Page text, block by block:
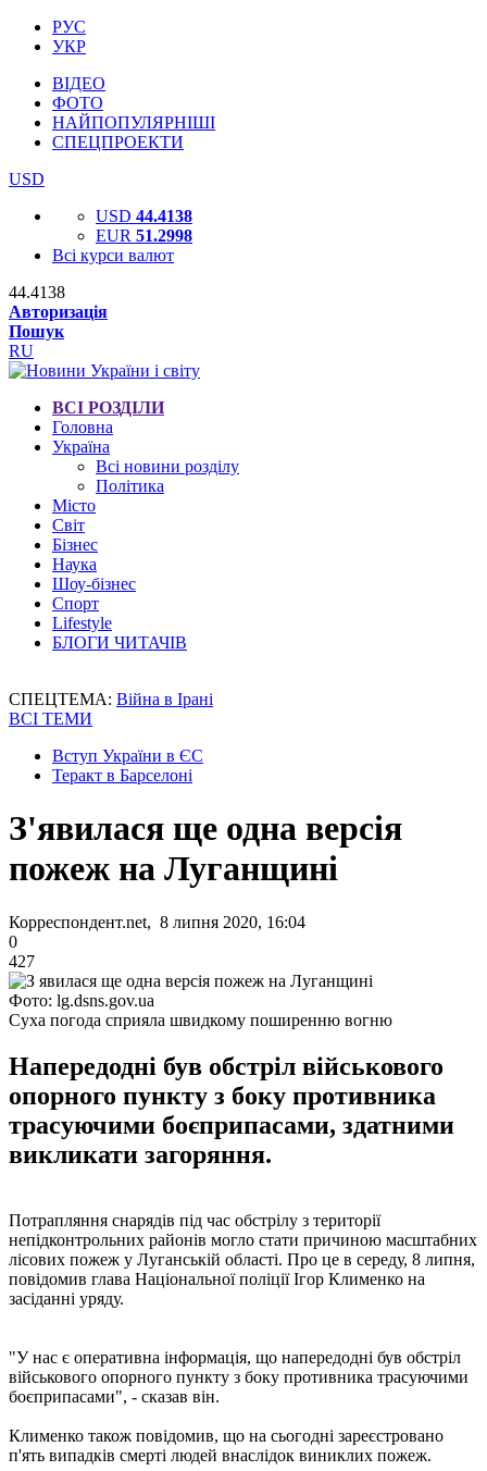
РУС
УКР
ВІДЕО
ФОТО
НАЙПОПУЛЯРНІШІ
СПЕЦПРОЕКТИ
USD
USD 44.4138
EUR 51.2998
Всі курси валют
44.4138
Авторизація
Пошук
RU
ВСІ РОЗДІЛИ
Головна
Україна
Всі новини розділу
Політика
Місто
Світ
Бізнес
Наука
Шоу-бізнес
Спорт
Lifestyle
БЛОГИ ЧИТАЧІВ
СПЕЦТЕМА: Війна в Ірані
ВСІ ТЕМИ
Вступ України в ЄС
Теракт в Барселоні
З'явилася ще одна версія
пожеж на Луганщині
Корреспондент.net, 8 липня 2020, 16:04
0
427
Фото: lg.dsns.gov.ua
Суха погода сприяла швидкому поширенню вогню
Напередодні був обстріл військового
опорного пункту з боку противника
трасуючими боєприпасами, здатними
викликати загоряння.
Потрапляння снарядів під час обстрілу з території
непідконтрольних районів могло стати причиною масштабних
лісових пожеж у Луганській області. Про це в середу, 8 липня,
повідомив глава Національної поліції Ігор Клименко на
засіданні уряду.
"У нас є оперативна інформація, що напередодні був обстріл
військового опорного пункту з боку противника трасуючими
боєприпасами", - сказав він.
Клименко також повідомив, що на сьогодні зареєстровано
п'ять випадків смерті людей внаслідок виниклих пожеж.